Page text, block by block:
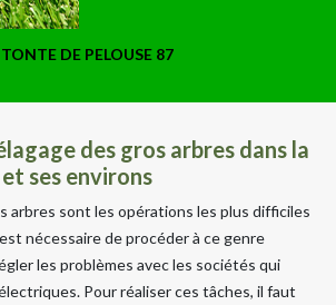
TONTE DE PELOUSE 87
des gros arbres dans la
ses environs
arbres sont les opérations les plus difficiles
nécessaire de procéder à ce genre
les problèmes avec les sociétés qui
Pour réaliser ces tâches, il faut